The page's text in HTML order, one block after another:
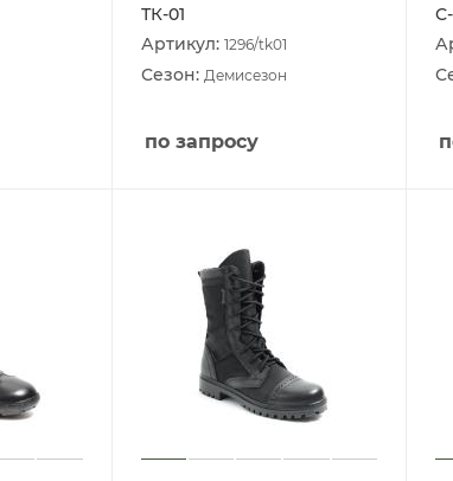
ТК-01
Артикул: 1296/tk01
Сезон: Демисезон
по запросу